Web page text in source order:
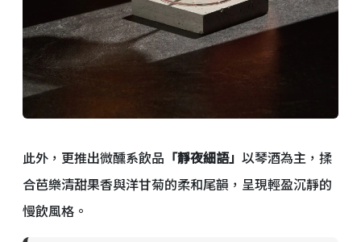
此外，更推出微醺系飲品 「靜夜細語」 以琴酒為主，揉
合芭樂清甜果香與洋甘菊的柔和尾韻，呈現輕盈沉靜的
慢飲風格。